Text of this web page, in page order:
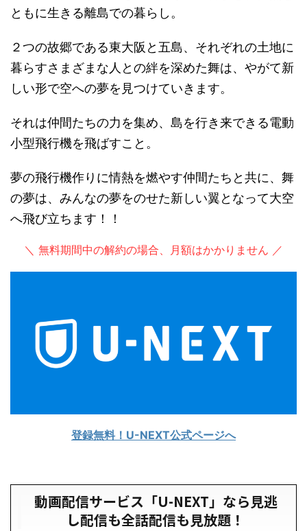
ともに生きる離島での暮らし。
２つの故郷である東大阪と五島、それぞれの土地に
暮らすさまざまな人との絆を深めた舞は、やがて新
しい形で空への夢を見つけていきます。
それは仲間たちの力を集め、島を行き来できる電動
小型飛行機を飛ばすこと。
夢の飛行機作りに情熱を燃やす仲間たちと共に、舞
の夢は、みんなの夢をのせた新しい翼となって大空
へ飛び立ちます！！
＼ 無料期間中の解約の場合、月額はかかりません ／
登録無料！U-NEXT公式ページへ
動画配信サービス「U-NEXT」なら見逃
し配信も全話配信も見放題！